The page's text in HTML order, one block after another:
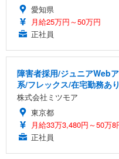
愛知県
月給25万円～50万円
正社員
障害者採用/ジュニアWeb
系/フレックス/在宅勤務あり
株式会社ミツモア
東京都
月給33万3,480円～50万8
正社員